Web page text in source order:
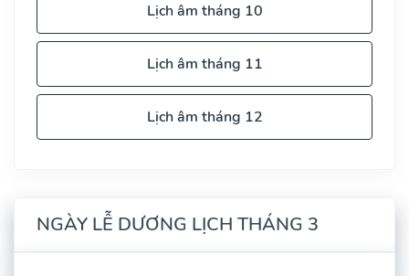
Lịch âm tháng 10
Lịch âm tháng 11
Lịch âm tháng 12
NGÀY LỄ DƯƠNG LỊCH THÁNG 3